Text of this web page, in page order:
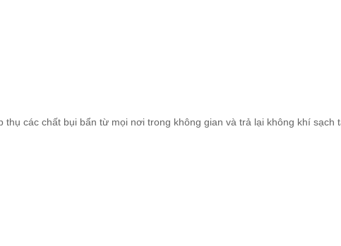
thụ các chất bụi bẩn từ mọi nơi trong không gian và trả lại không khí